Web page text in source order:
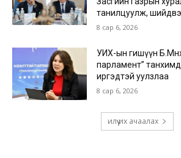
танилцуулж,
8 сар 6, 2026
УИХ-ын гишүүн
парламент”
иргэдтэй уулзлаа
8 сар 6, 2026
илүү их ачаалах